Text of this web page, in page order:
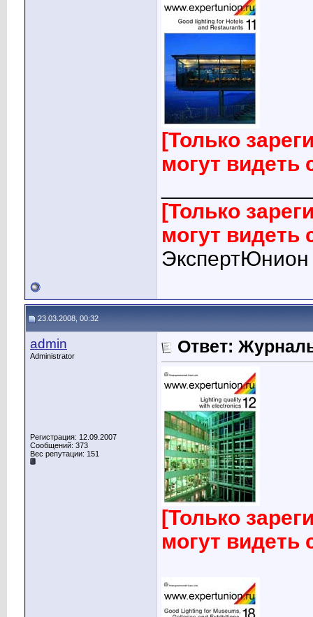
[Только
могут
[Только
могут
ЭкспертЮнион
23.03.2008, 00:32
admin
Administrator
Регистрация: 12.09.2007
Сообщений: 373
Вес репутации: 151
Ответ:
[Только
могут